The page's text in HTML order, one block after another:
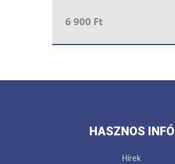
6 900 Ft
HASZNOS INFÓ
Hírek